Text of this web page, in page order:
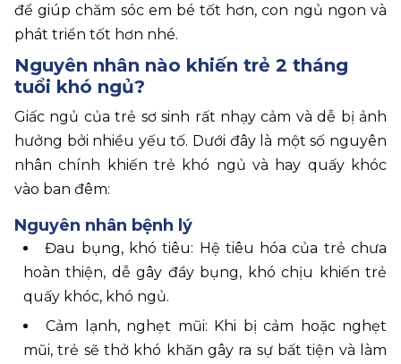
để giúp chăm sóc em bé tốt hơn, con ngủ ngon và
phát triển tốt hơn nhé.
Nguyên nhân nào khiến trẻ 2 tháng
tuổi khó ngủ?
Giấc ngủ của trẻ sơ sinh rất nhạy cảm và dễ bị ảnh
hưởng bởi nhiều yếu tố. Dưới đây là một số nguyên
nhân chính khiến trẻ khó ngủ và hay quấy khóc
vào ban đêm:
Nguyên nhân bệnh lý
Đau bụng, khó tiêu: Hệ tiêu hóa của trẻ chưa
hoàn thiện, dễ gây đầy bụng, khó chịu khiến trẻ
quấy khóc, khó ngủ.
Cảm lạnh, nghẹt mũi: Khi bị cảm hoặc nghẹt
mũi, trẻ sẽ thở khó khăn gây ra sự bất tiện và làm